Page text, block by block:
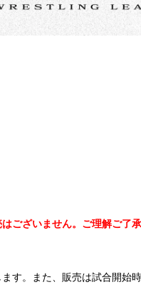
ございません。ご理解ご了
す。また、販売は試合開始